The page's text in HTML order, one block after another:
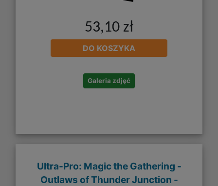
53,10 zł
DO KOSZYKA
Galeria zdjęć
Ultra-Pro: Magic the Gathering -
Outlaws of Thunder Junction -